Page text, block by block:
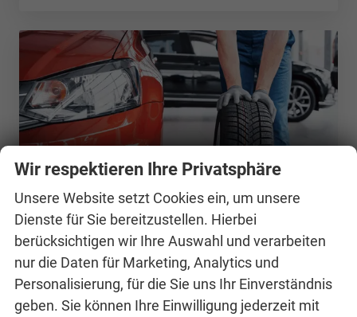
Reifen und Räder
Wir respektieren Ihre Privatsphäre
Unsere Website setzt Cookies ein, um unsere
Dienste für Sie bereitzustellen. Hierbei
berücksichtigen wir Ihre Auswahl und verarbeiten
nur die Daten für Marketing, Analytics und
Personalisierung, für die Sie uns Ihr Einverständnis
geben. Sie können Ihre Einwilligung jederzeit mit